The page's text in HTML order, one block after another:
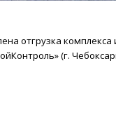
отгрузка
(г.